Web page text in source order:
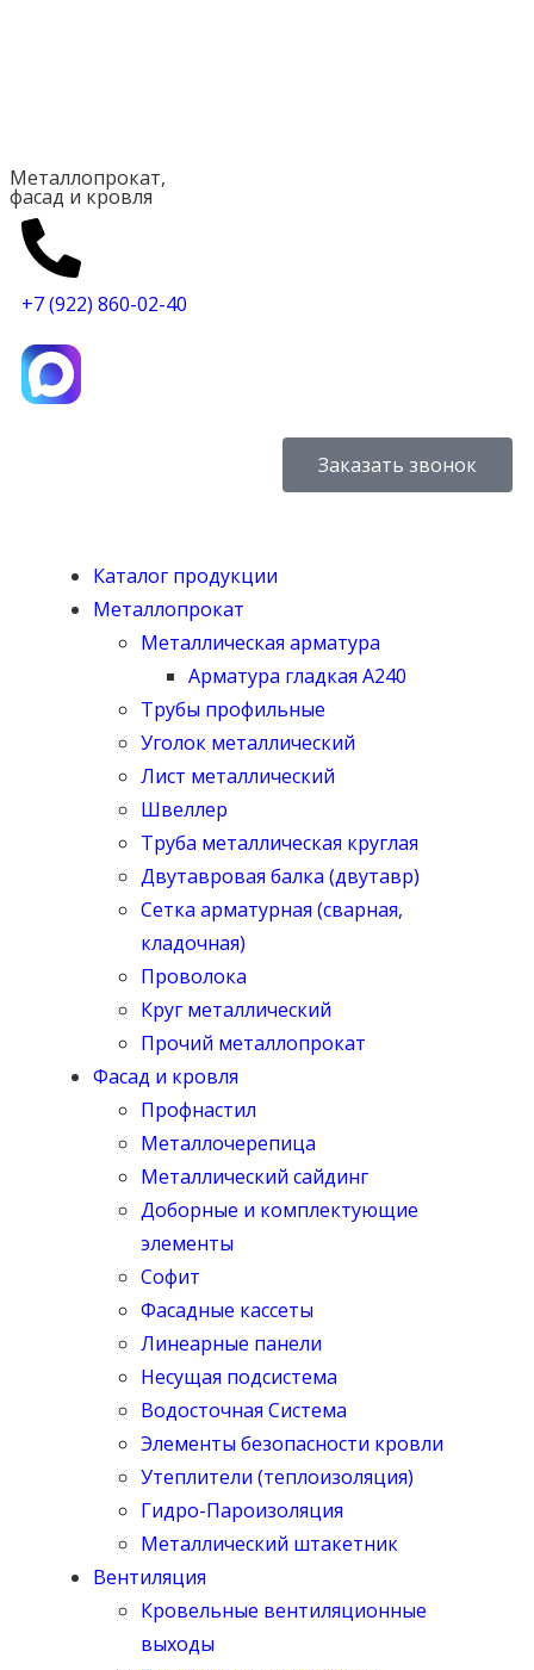
Металлопрокат,
фасад и кровля
+7 (922) 860-02-40
Заказать звонок
Каталог продукции
Металлопрокат
Металлическая арматура
Арматура гладкая А240
Трубы профильные
Уголок металлический
Лист металлический
Швеллер
Труба металлическая круглая
Двутавровая балка (двутавр)
Сетка арматурная (сварная,
кладочная)
Проволока
Круг металлический
Прочий металлопрокат
Фасад и кровля
Профнастил
Металлочерепица
Металлический сайдинг
Доборные и комплектующие
элементы
Софит
Фасадные кассеты
Линеарные панели
Несущая подсистема
Водосточная Система
Элементы безопасности кровли
Утеплители (теплоизоляция)
Гидро-Пароизоляция
Металлический штакетник
Вентиляция
Кровельные вентиляционные
выходы